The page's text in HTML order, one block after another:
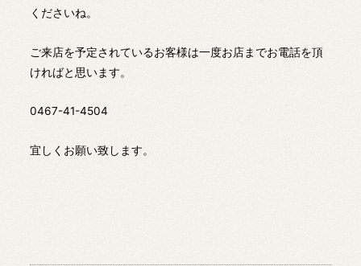
くださいね。
ご来店を予定されているお客様は一度お店までお電話を頂
ければと思います。
0467-41-4504
宜しくお願い致します。